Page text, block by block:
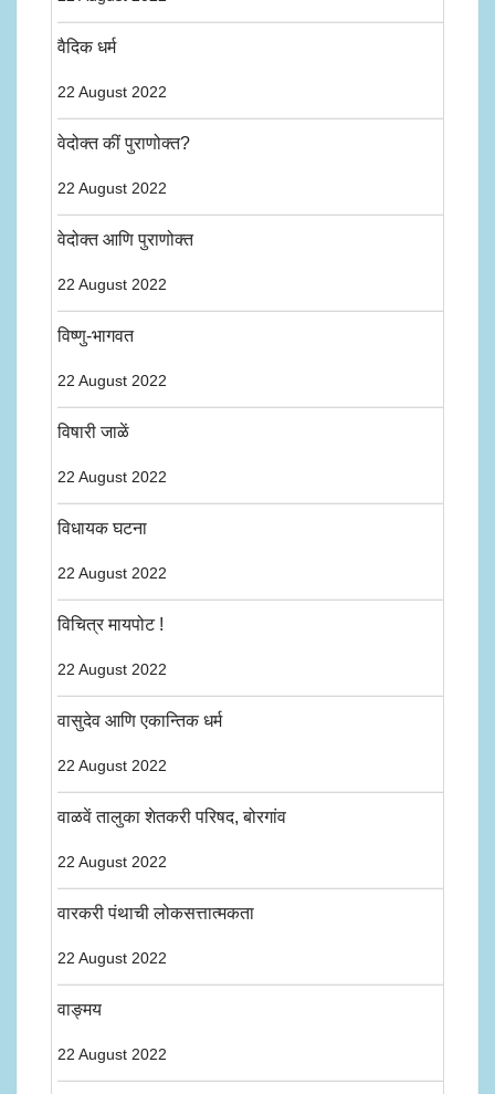
वैदिक धर्म
22 August 2022
वेदोक्त कीं पुराणोक्त?
22 August 2022
वेदोक्त आणि पुराणोक्त
22 August 2022
विष्णु-भागवत
22 August 2022
विषारी जाळें
22 August 2022
विधायक घटना
22 August 2022
विचित्र मायपोट !
22 August 2022
वासुदेव आणि एकान्तिक धर्म
22 August 2022
वाळवें तालुका शेतकरी परिषद, बोरगांव
22 August 2022
वारकरी पंथाची लोकसत्तात्मकता
22 August 2022
वाङ्मय
22 August 2022